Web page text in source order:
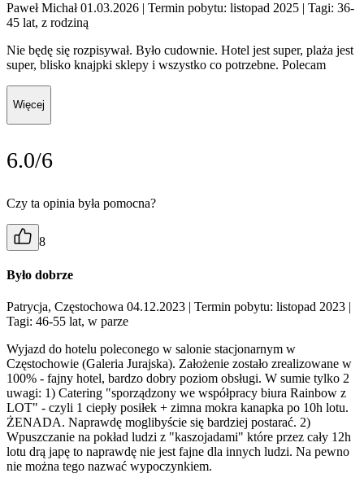
Paweł Michał 01.03.2026 | Termin pobytu: listopad 2025 | Tagi: 36-
45 lat, z rodziną
Nie będę się rozpisywał. Było cudownie. Hotel jest super, plaża jest
super, blisko knajpki sklepy i wszystko co potrzebne. Polecam
Więcej
6.0/6
Czy ta opinia była pomocna?
8
Było dobrze
Patrycja, Częstochowa 04.12.2023 | Termin pobytu: listopad 2023 |
Tagi: 46-55 lat, w parze
Wyjazd do hotelu poleconego w salonie stacjonarnym w
Częstochowie (Galeria Jurajska). Założenie zostało zrealizowane w
100% - fajny hotel, bardzo dobry poziom obsługi. W sumie tylko 2
uwagi: 1) Catering "sporządzony we współpracy biura Rainbow z
LOT" - czyli 1 ciepły posiłek + zimna mokra kanapka po 10h lotu.
ŻENADA. Naprawdę moglibyście się bardziej postarać. 2)
Wpuszczanie na pokład ludzi z "kaszojadami" które przez cały 12h
lotu drą japę to naprawdę nie jest fajne dla innych ludzi. Na pewno
nie można tego nazwać wypoczynkiem.